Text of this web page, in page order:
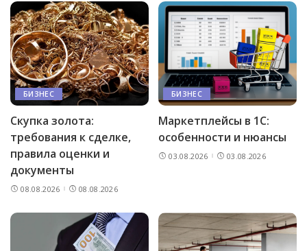
БИЗНЕС
Скупка золота:
требования к сделке,
правила оценки и
документы
08.08.2026 08.08.2026
БИЗНЕС
Маркетплейсы в 1С:
особенности и нюансы
03.08.2026 03.08.2026